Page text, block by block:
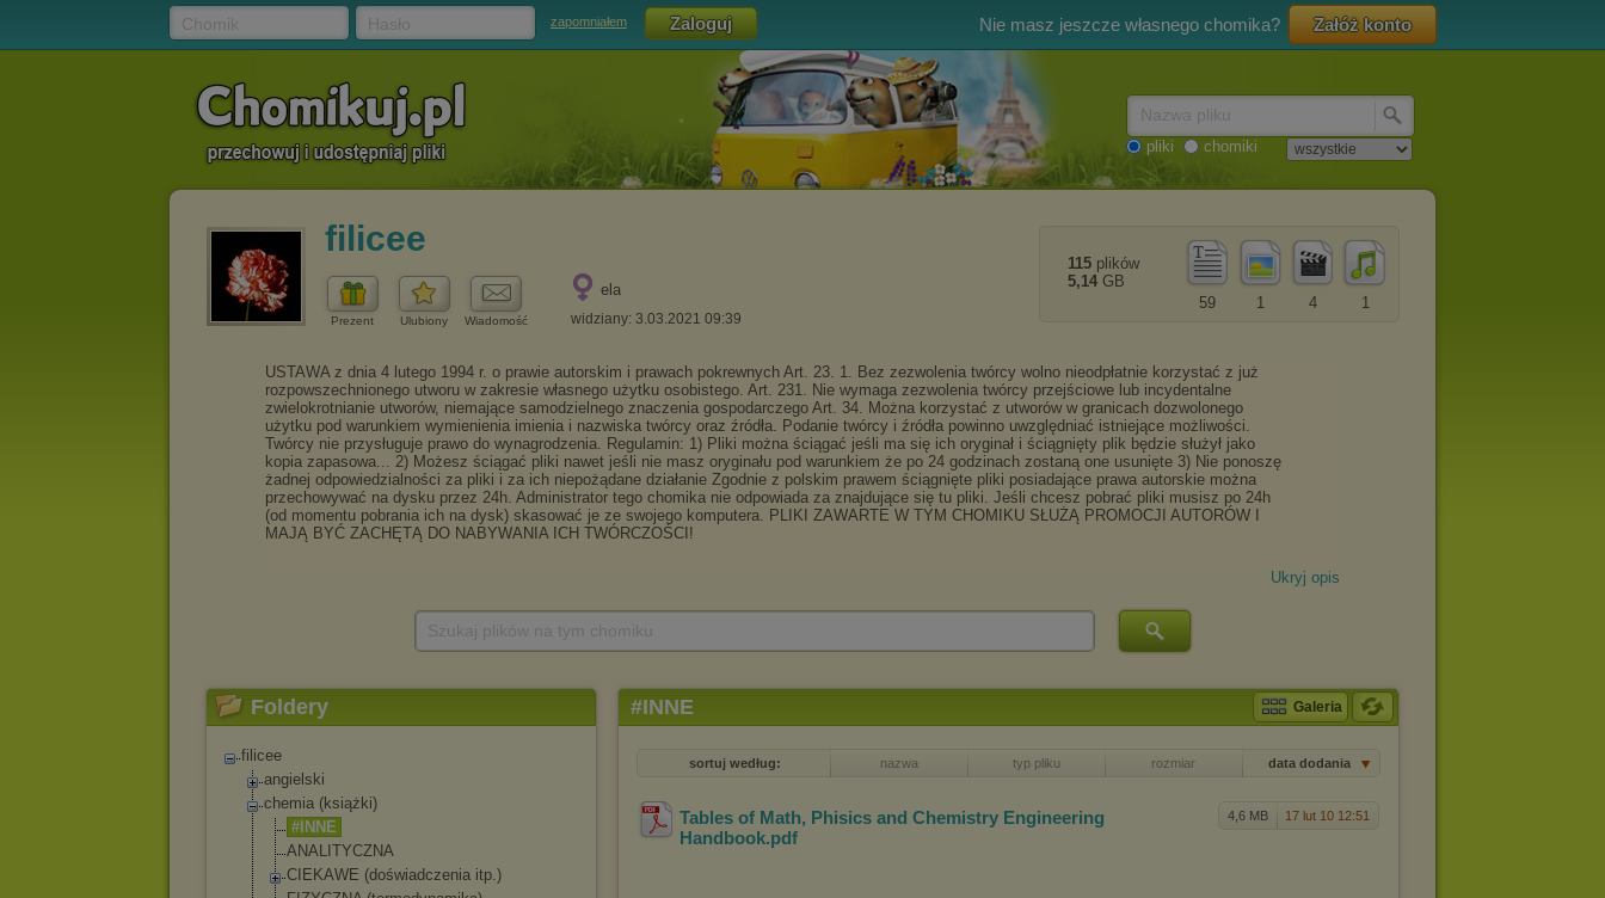
zapomniałem Nie masz jeszcze własnego chomika? Załóż konto
pliki chomiki
filicee
Prezent Ulubiony Wiadomość
ela
widziany: 3.03.2021 09:39
1
4
1
59
115 plików
5,14 GB
Ukryj opis
Foldery
filicee
angielski
chemia (książki)
#INNE
ANALITYCZNA
CIEKAWE (doświadczenia itp.)
#INNE Galeria
sortuj według: nazwa typ pliku rozmiar data dodania
4,6 MB 17 lut 10 12:51
Tables of Math, Phisics and Chemistry Engineering
Handbook.pdf